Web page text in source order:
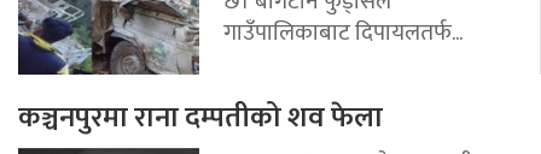
गाउँपालिकाबाट दिपायलतर्फ...
कञ्चनपुरमा राना दम्पतीको शव फेला